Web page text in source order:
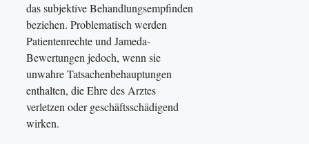
das subjektive Behandlungsempfinden
beziehen. Problematisch werden
Patientenrechte und Jameda-
Bewertungen jedoch, wenn sie
unwahre Tatsachenbehauptungen
enthalten, die Ehre des Arztes
verletzen oder geschäftsschädigend
wirken.